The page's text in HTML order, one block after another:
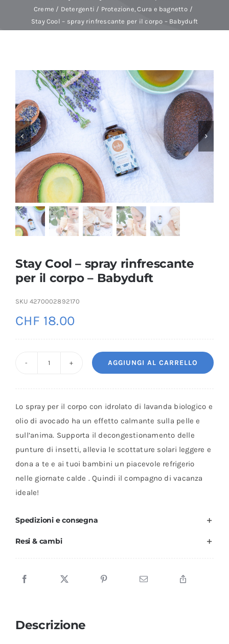
Baby Spa
Corsi
News
Creme / Detergenti / Protezione Cura e bagnetto
Stay Cool – spray rinfrescante per il corpo – Babyduft
Stay Cool – spray rinfrescante
per il corpo – Babyduft
SKU 4270002892170
CHF 18.00
spray
rinfrescante
per
il
corpo
-
AGGIUNGI AL CARRELLO
Lo spray per il corpo con idrolato di lavanda biologico e
olio di avocado ha un effetto calmante sulla pelle e
sull’anima. Supporta il decongestionamento delle
punture di insetti, allevia le scottature solari leggere e
dona a te e ai tuoi bambini un piacevole refrigerio
nelle giornate calde . Quindi il compagno di vacanza
ideale!
Spedizioni e consegna
Resi & cambi
Descrizione